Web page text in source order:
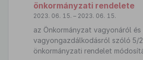
önkormányzati rendelete
2023. 06. 15. – 2023. 06. 15.
az Önkormányzat vagyonáról és
vagyongazdálkodásról szóló 5/
önkormányzati rendelet